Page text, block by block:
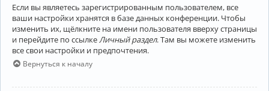
Если вы являетесь зарегистрированным пользователем, все
ваши настройки хранятся в базе данных конференции. Чтобы
изменить их, щёлкните на имени пользователя вверху страницы
и перейдите по ссылке Личный раздел. Там вы можете изменить
все свои настройки и предпочтения.
Вернуться к началу